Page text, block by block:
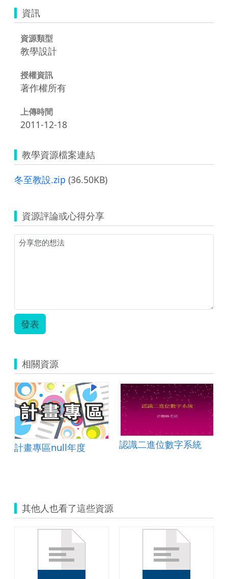
資訊
資源類型
教學設計
授權資訊
著作權所有
上傳時間
2011-12-18
教學資源檔案連結
冬至教設.zip (36.50KB)
資源評論或心得分享
發表
相關資源
計畫專區null年度 認識二進位數字系統
其他人也看了這些資源